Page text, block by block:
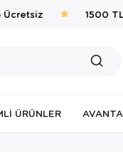
1500
ÜRÜNLER